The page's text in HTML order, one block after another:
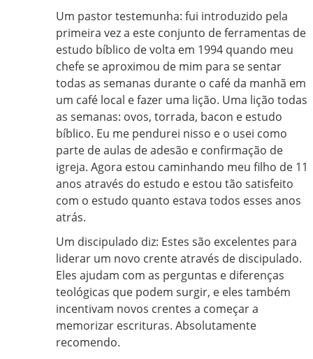
Um pastor testemunha: fui introduzido pela
primeira vez a este conjunto de ferramentas de
estudo bíblico de volta em 1994 quando meu
chefe se aproximou de mim para se sentar
todas as semanas durante o café da manhã em
um café local e fazer uma lição. Uma lição todas
as semanas: ovos, torrada, bacon e estudo
bíblico. Eu me pendurei nisso e o usei como
parte de aulas de adesão e confirmação de
igreja. Agora estou caminhando meu filho de 11
anos através do estudo e estou tão satisfeito
com o estudo quanto estava todos esses anos
atrás.
Um discipulado diz: Estes são excelentes para
liderar um novo crente através de discipulado.
Eles ajudam com as perguntas e diferenças
teológicas que podem surgir, e eles também
incentivam novos crentes a começar a
memorizar escrituras. Absolutamente
recomendo.